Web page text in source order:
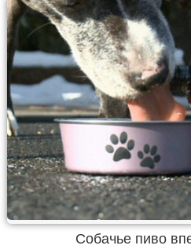
Собачье пиво